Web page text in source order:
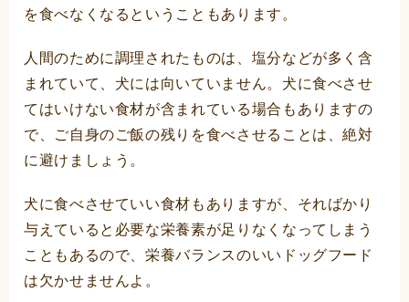
を食べなくなるということもあります。
人間のために調理されたものは、塩分などが多く含
まれていて、犬には向いていません。犬に食べさせ
てはいけない食材が含まれている場合もありますの
で、ご自身のご飯の残りを食べさせることは、絶対
に避けましょう。
犬に食べさせていい食材もありますが、そればかり
与えていると必要な栄養素が足りなくなってしまう
こともあるので、栄養バランスのいいドッグフード
は欠かせませんよ。